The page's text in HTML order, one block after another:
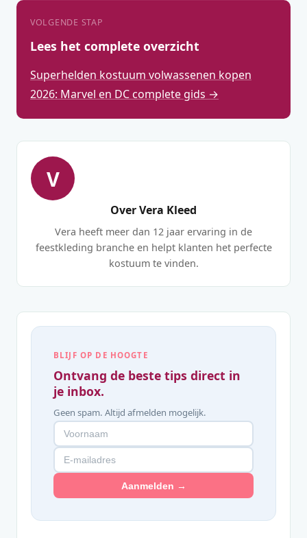
VOLGENDE STAP
Lees het complete overzicht
Superhelden kostuum volwassenen kopen
2026: Marvel en DC complete gids →
V
Over Vera Kleed
Vera heeft meer dan 12 jaar ervaring in de
feestkleding branche en helpt klanten het perfecte
kostuum te vinden.
BLIJF OP DE HOOGTE
Ontvang de beste tips direct in
je inbox.
Geen spam. Altijd afmelden mogelijk.
Aanmelden →